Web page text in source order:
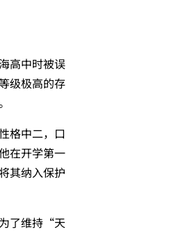
高中时被误
级极高的存
格中二，口
开学第一
其纳入保护
了维持“天